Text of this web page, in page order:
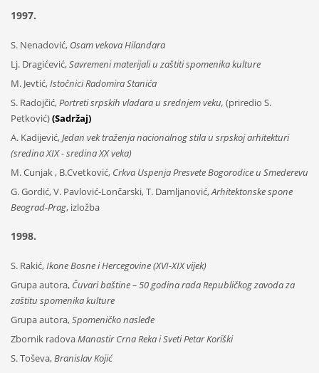
1997.
S. Nenadović, Osam vekova Hilandara
Lj. Dragićević,Savremeni materijali u zaštiti spomenika kulture
M. Jevtić,Istočnici Radomira Stanića
S. Radojčić,Portreti srpskih vladara u srednjem veku, (priredio S.
Petković)(Sadržaj)
A. Kadijević,Jedan vek traženja nacionalnog stila u srpskoj arhitekturi
(sredina XIX - sredina XX veka)
M. Cunjak , B.Cvetković, Crkva Uspenja Presvete Bogorodice u Smederevu
G. Gordić, V. Pavlović-Lončarski, T. Damljanović,Arhitektonske spone
Beograd-Prag, izložba
1998.
S. Rakić,Ikone Bosne i Hercegovine (XVI-XIX vijek)
Grupa autora, Čuvari baštine – 50 godina rada Republičkog zavoda za
zaštitu spomenika kulture
Grupa autora,Spomeničko nasleđe
Zbornik radovaManastir Crna Reka i Sveti Petar Koriški
S. Toševa,Branislav Kojić